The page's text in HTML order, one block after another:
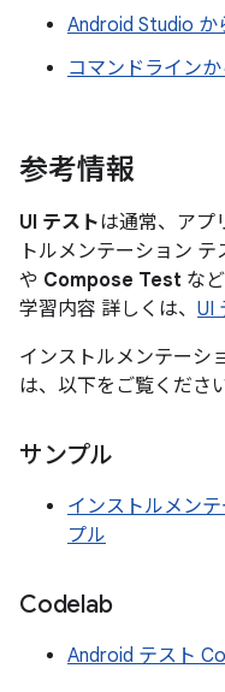
Android Studio か
コマンドライン
参考情報
UI テストは通常、アプ
トルメンテーション テ
や Compose Test な
学習内容 詳しくは、 UI
インストルメンテーシ
は、以下をご覧くださ
サンプル
インストルメン
プル
Codelab
Android テスト